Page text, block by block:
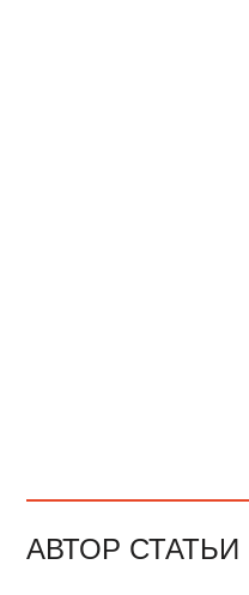
АВТОР СТАТЬИ